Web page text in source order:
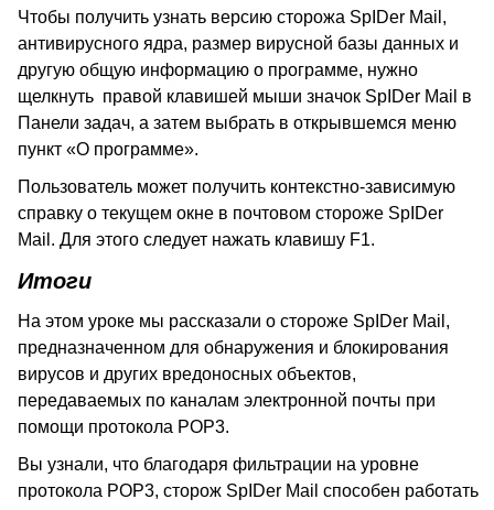
Чтобы получить узнать версию сторожа SpIDer Mail ,
антивирусного ядра, размер вирусной базы данных и
другую общую информацию о программе, нужно
щелкнуть правой клавишей мыши значок SpIDer Mail в
Панели задач, а затем выбрать в открывшемся меню
пункт «О программе».
Пользователь может получить контекстно-зависимую
справку о текущем окне в почтовом стороже SpIDer
Mail . Для этого следует нажать клавишу F1.
Итоги
На этом уроке мы рассказали о стороже SpIDer Mail ,
предназначенном для обнаружения и блокирования
вирусов и других вредоносных объектов,
передаваемых по каналам электронной почты при
помощи протокола POP3.
Вы узнали, что благодаря фильтрации на уровне
протокола POP3, сторож SpIDer Mail способен работать